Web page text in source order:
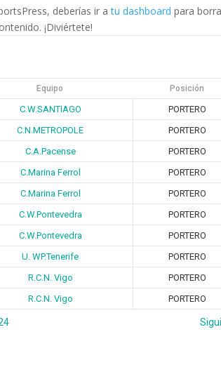
deberías ir atu dashboard para
¡Diviértete!
Equipo Posición
C.W.SANTIAGO
PORTERO
C.N.METROPOLE
PORTERO
C.A.Pacense
PORTERO
C.Marina Ferrol
PORTERO
C.Marina Ferrol
PORTERO
C.W.Pontevedra
PORTERO
C.W.Pontevedra
PORTERO
U. WP.Tenerife
PORTERO
R.C.N. Vigo
PORTERO
R.C.N. Vigo PORTERO